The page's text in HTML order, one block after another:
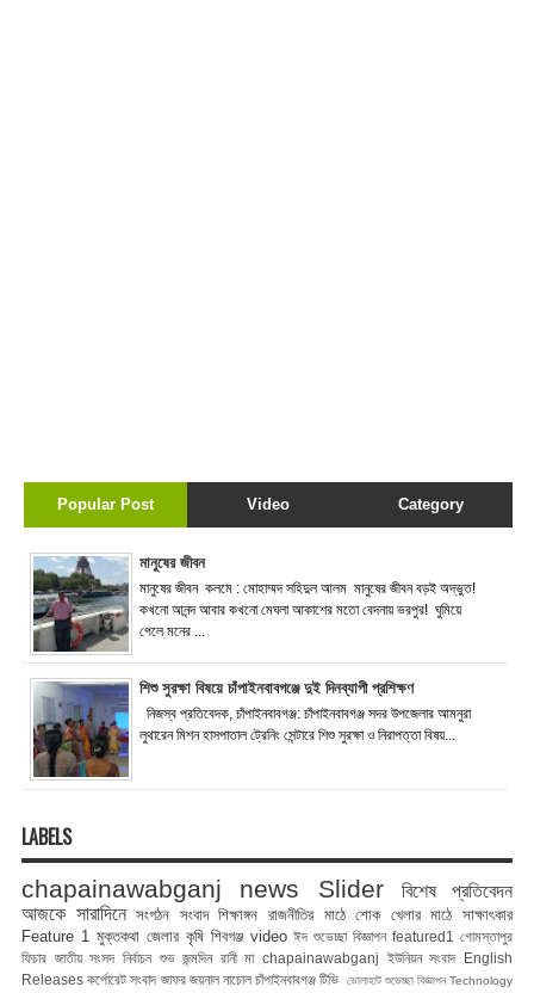
Popular Post Video Category
মানুষের জীবন
মানুষের জীবন কলমে : মোহাম্মদ সহিদুল আলম মানুষের জীবন বড়ই অদ্ভুত!
কখনো আনন্দ আবার কখনো মেঘলা আকাশের মতো বেদনায় ভরপুর! ঘুমিয়ে
গেলে মনের ...
শিশু সুরক্ষা বিষয়ে চাঁপাইনবাবগঞ্জে দুই দিনব্যাপী প্রশিক্ষণ
নিজস্ব প্রতিবেদক, চাঁপাইনবাবগঞ্জ: চাঁপাইনবাবগঞ্জ সদর উপজেলার আমনুরা
লুথারেন মিশন হাসপাতাল ট্রেনিং সেন্টারে শিশু সুরক্ষা ও নিরাপত্তা বিষয়...
LABELS
chapainawabganj news Slider
বিশেষ প্রতিবেদন
আজকে সারাদিনে সংগঠন সংবাদ শিক্ষাঙ্গন রাজনীতির মাঠে শোক খেলার মাঠে
সাক্ষাৎকার
Feature 1 মুক্তকথা জেলার কৃষি শিবগঞ্জ video ঈদ শুভেচ্ছা বিজ্ঞাপন featured1
গোমস্তাপুর
ফিচার জাতীয় সংসদ নির্বাচন শুভ জন্মদিন রানী মা chapainawabganj ইউনিয়ন সংবাদ
English
Releases কর্পোরেট সংবাদ জাফর জয়নাল নাচোল চাঁপাইনবাবগঞ্জ টিভি ভোলাহাট শুভেচ্ছা বিজ্ঞাপন Technology